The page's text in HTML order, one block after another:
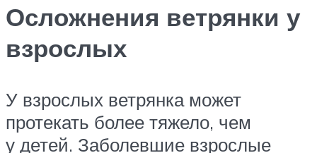
Осложнения ветрянки у
взрослых
У взрослых ветрянка может
протекать более тяжело, чем
у детей. Заболевшие взрослые